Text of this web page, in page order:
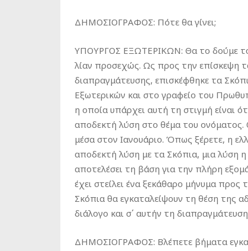
ΔΗΜΟΣΙΟΓΡΑΦΟΣ: Πότε θα γίνει;
ΥΠΟΥΡΓΟΣ ΕΞΩΤΕΡΙΚΩΝ: Θα το δούμε το
λίαν προσεχώς. Ως προς την επίσκεψη
διαπραγμάτευσης, επισκέφθηκε τα
Εξωτερικών και στο γραφείο του
η οποία υπάρχει αυτή τη στιγμή είναι
αποδεκτή λύση στο θέμα του ονόματος.
μέσα στον Ιανουάριο. Όπως ξέρετε, η
αποδεκτή λύση με τα Σκόπια, μια λύση
αποτελέσει τη βάση για την πλήρη
έχει στείλει ένα ξεκάθαρο μήνυμα προς
Σκόπια θα εγκαταλείψουν τη θέση της
διάλογο και σ΄ αυτήν τη
ΔΗΜΟΣΙΟΓΡΑΦΟΣ: Βλέπετε βήματα